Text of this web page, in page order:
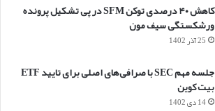
کاهش ۴۰ درصدی توکن SFM در پی تشکیل پرونده
ورشکستگی سیف مون
25 آذر 1402
جلسه مهم SEC با صرافی‌های اصلی برای تایید ETF
بیت کوین
14 دی 1402